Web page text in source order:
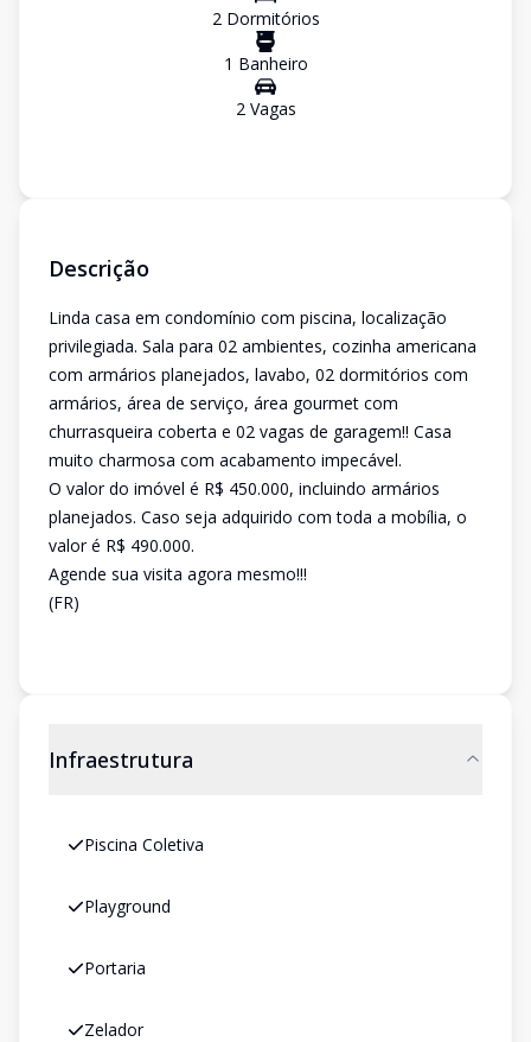
2Dormitórios
1 Banheiro
2Vagas
Descrição
Linda casa em condomínio com piscina, localização
privilegiada. Sala para 02 ambientes, cozinha americana
com armários planejados, lavabo, 02 dormitórios com
armários, área de serviço, área gourmet com
churrasqueira coberta e 02 vagas de garagem!! Casa
muito charmosa com acabamento impecável.
O valor do imóvel é R$ 450.000, incluindo armários
planejados. Caso seja adquirido com toda a mobília, o
valor é R$ 490.000.
Agende sua visita agora mesmo!!!
(FR)
Infraestrutura
Piscina Coletiva
Playground
Portaria
Zelador